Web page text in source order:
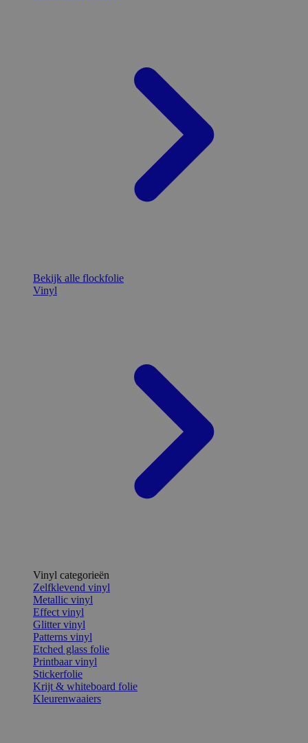
Bekijk alle flockfolie
Vinyl
Vinyl categorieën
Zelfklevend vinyl
Metallic vinyl
Effect vinyl
Glitter vinyl
Patterns vinyl
Etched glass folie
Printbaar vinyl
Stickerfolie
Krijt & whiteboard folie
Kleurenwaaiers